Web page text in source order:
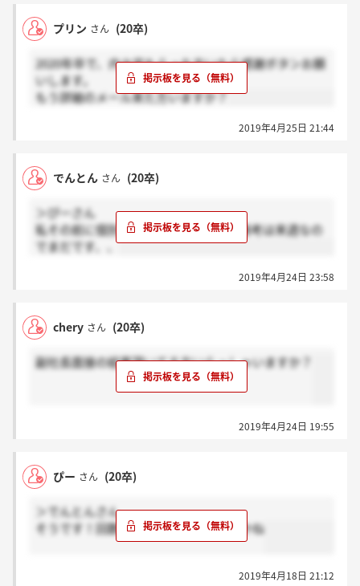
プリン さん (20卒)
2020年卒で、内々定もらった方いたら感謝ボタンお願
いします。
もう詳細のメール来た方いますか？
2019年4月25日 21:44
でんとん さん (20卒)
＞ぴーさん
私その前に個別面談があって、副社長選考は来週なの
でまだです、、
2019年4月24日 23:58
chery さん (20卒)
副社長面接の結果頂いてる方いらっしゃいますか？
2019年4月24日 19:55
ぴー さん (20卒)
＞でんとんさん
そうです！回数でいうと四次選考ですかね
2019年4月18日 21:12